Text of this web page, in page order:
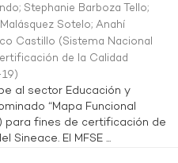
; Stephanie Barboza Tello;
Sotelo; Anahí
Castillo (Sistema Nacional
de la Calidad
)
al sector Educación y
“Mapa Funcional
para fines de certificación de
El MFSE ...